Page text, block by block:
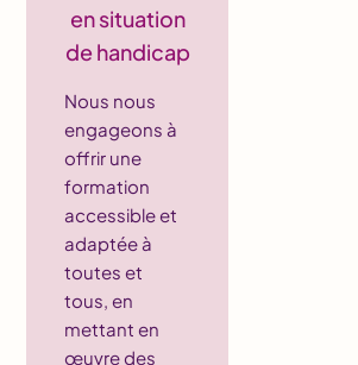
en situation
de handicap
Nous nous
engageons à
offrir une
formation
accessible et
adaptée à
toutes et
tous, en
mettant en
œuvre des